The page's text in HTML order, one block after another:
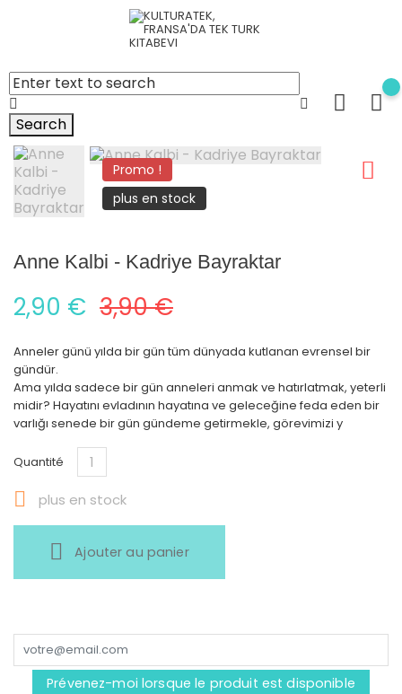
Search
Promo !
plus en stock
Anne Kalbi - Kadriye Bayraktar
2,90 € 3,90 €
Anneler günü yılda bir gün tüm dünyada kutlanan evrensel bir
gündür.
Ama yılda sadece bir gün anneleri anmak ve hatırlatmak, yeterli
midir? Hayatını evladının hayatına ve geleceğine feda eden bir
varlığı senede bir gün gündeme getirmekle, görevimizi y
Quantité
 plus en stock
Ajouter au panier
Prévenez-moi lorsque le produit est disponible